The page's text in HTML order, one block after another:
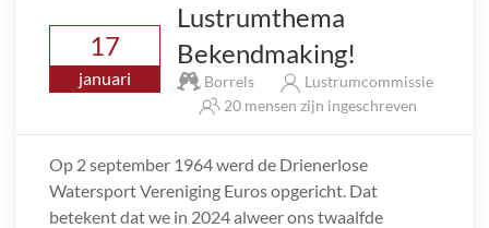
17
januari
Lustrumthema
Bekendmaking!
Borrels
Lustrumcommissie
20 mensen zijn ingeschreven
Op 2 september 1964 werd de Drienerlose
Watersport Vereniging Euros opgericht. Dat
betekent dat we in 2024 alweer ons twaalfde